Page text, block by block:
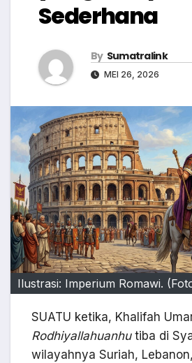
Sederhana
By Sumatralink
MEI 26, 2026
Ilustrasi: Imperium Romawi.
SUATU ketika, Khalifah
Rodhiyallahuanhutiba di
wilayahnya Suriah,